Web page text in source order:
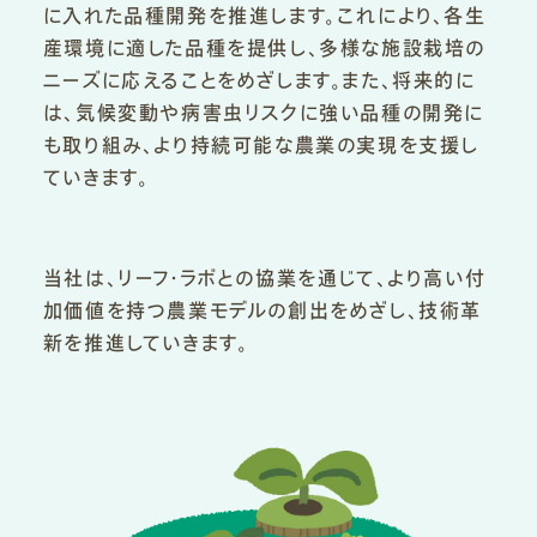
に入れた品種開発を推進します。これにより、各生
産環境に適した品種を提供し、多様な施設栽培の
ニーズに応えることをめざします。また、将来的に
は、気候変動や病害虫リスクに強い品種の開発に
も取り組み、より持続可能な農業の実現を支援し
ていきます。
当社は、リーフ・ラボとの協業を通じて、より高い付
加価値を持つ農業モデルの創出をめざし、技術革
新を推進していきます。